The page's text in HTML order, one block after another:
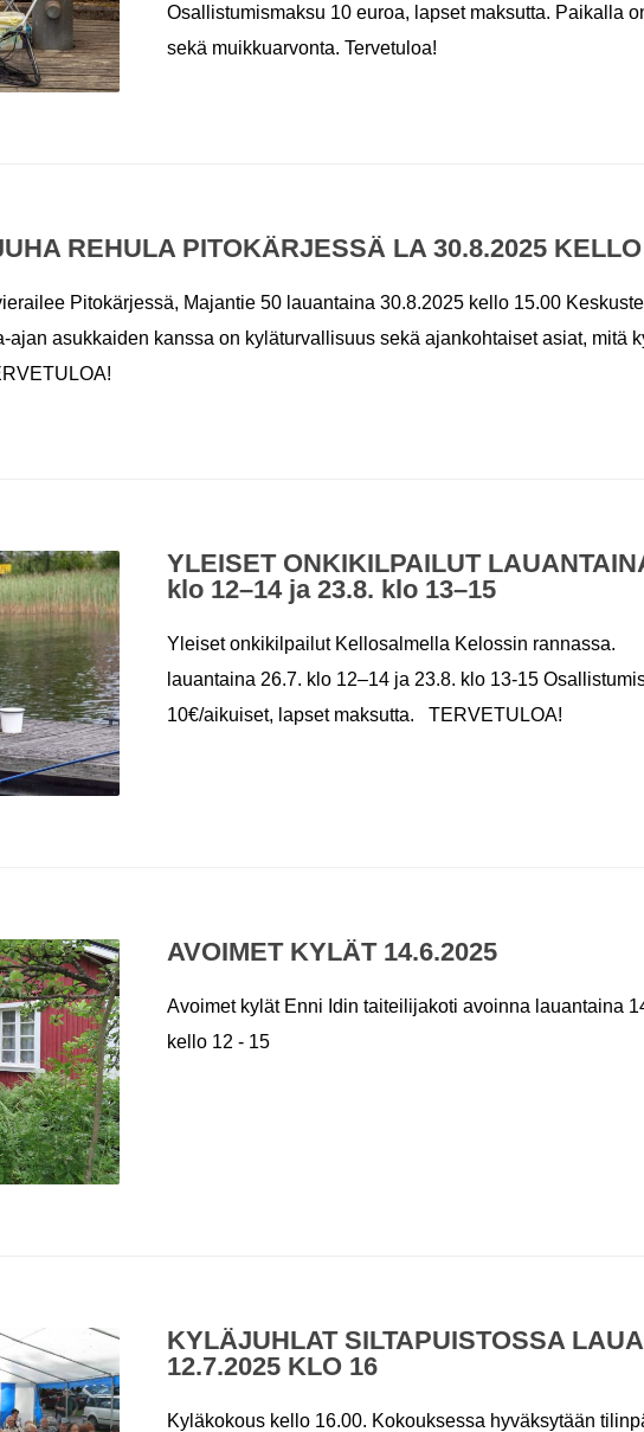
Osallistumismaksu 10 euroa, lapset maksutta. Paikalla
sekä muikkuarvonta. Tervetuloa!
REHULA PITOKÄRJESSÄ LA 30.8.2025
Pitokärjessä, Majantie 50 lauantaina 30.8.2025 kello 15.00
ajan asukkaiden kanssa on kyläturvallisuus sekä ajankohtaiset asiat, mitä
YLEISET ONKIKILPAILUT
klo 12–14 ja 23.8. klo 13–15
Yleiset onkikilpailut Kellosalmella Kelossin rannassa.
lauantaina 26.7. klo 12–14 ja 23.8. klo 13-15
10€/aikuiset, lapset maksutta. TERVETULOA!
AVOIMET KYLÄT 14.6.2025
Avoimet kylät Enni Idin taiteilijakoti avoinna lauantaina
kello 12 - 15
KYLÄJUHLAT SILTAPUISTOSSA
12.7.2025 KLO 16
Kyläkokous kello 16.00. Kokouksessa hyväksytään